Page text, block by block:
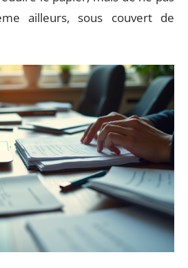
ailleurs, sous couvert de